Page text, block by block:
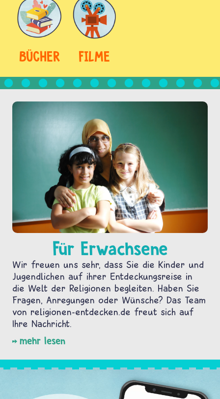
BÜCHER FILME
Für Erwachsene
Wir freuen uns sehr, dass Sie die Kinder und
Jugendlichen auf ihrer Entdeckungsreise in
die Welt der Religionen begleiten. Haben Sie
Fragen, Anregungen oder Wünsche? Das Team
von religionen-entdecken.de freut sich auf
Ihre Nachricht.
mehr lesen